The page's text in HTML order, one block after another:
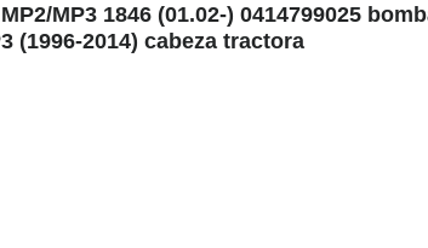
MP3 1846 (01.02-) 0414799025
(1996-2014) cabeza tractora